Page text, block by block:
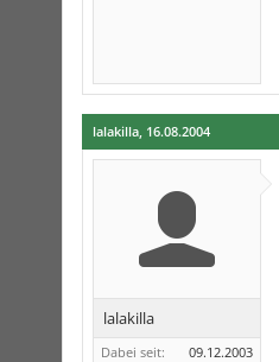
lalakilla, 16.08.2004
lalakilla
Dabei seit:
09.12.2003